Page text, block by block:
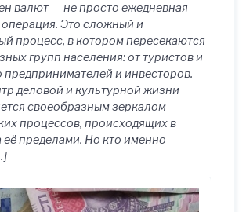
валют — не просто ежедневная
Это сложный и
процесс, в котором пересекаются
групп населения: от туристов и
предпринимателей и инвесторов.
деловой и культурной жизни
своеобразным зеркалом
процессов, происходящих в
её пределами. Но кто именно